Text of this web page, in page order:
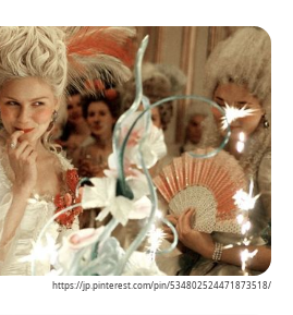
https://jp.pinterest.com/pin/534802524471873518/